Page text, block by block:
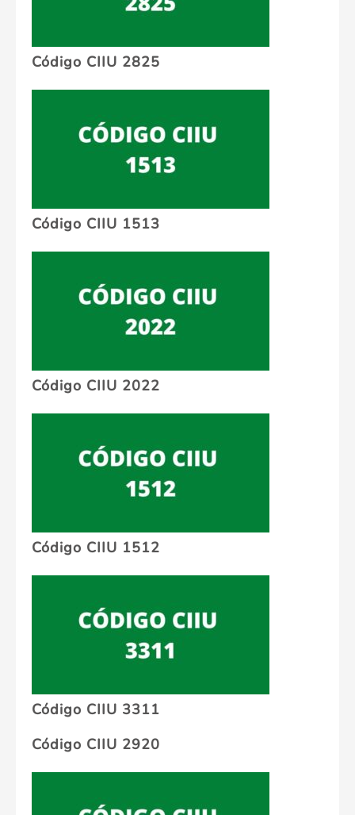
Código CIIU 2825
Código CIIU 1513
Código CIIU 2022
Código CIIU 1512
Código CIIU 3311
Código CIIU 2920